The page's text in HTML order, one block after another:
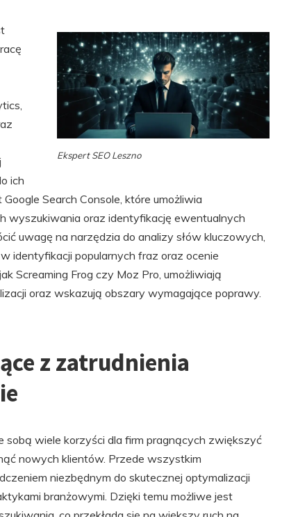
Ekspert SEO Leszno
ich
Search Console, które umożliwia
wyszukiwania oraz identyfikację ewentualnych
uwagę na narzędzia do analizy słów kluczowych,
identyfikacji popularnych fraz oraz ocenie
Screaming Frog czy Moz Pro, umożliwiają
oraz wskazują obszary wymagające poprawy.
z zatrudnienia
sobą wiele korzyści dla firm pragnących zwiększyć
nowych klientów. Przede wszystkim
niezbędnym do skutecznej optymalizacji
branżowymi. Dzięki temu możliwe jest